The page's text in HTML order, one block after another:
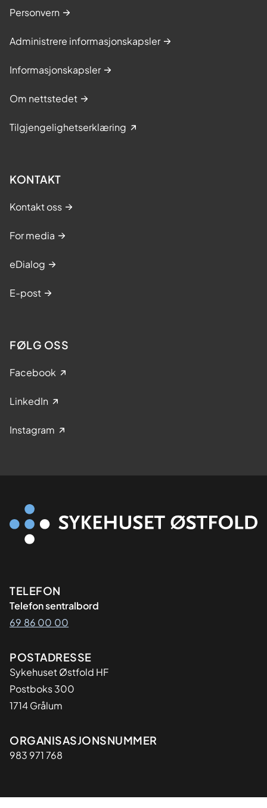
Personvern
Administrere informasjonskapsler
Informasjonskapsler
Om nettstedet
Tilgjengelighetserklæring
KONTAKT
Kontakt oss
For media
eDialog
E-post
FØLG OSS
Facebook
LinkedIn
Instagram
Kontaktinformasjon
TELEFON
Telefon sentralbord
69 86 00 00
Adresse
POSTADRESSE
Sykehuset Østfold HF
Postboks 300
1714 Grålum
Organisasjon
ORGANISASJONSNUMMER
983 971 768